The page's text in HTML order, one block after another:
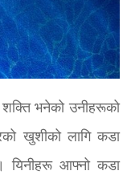
शक्ति भनेको उनीहरूको
खुशीको लागि कडा
यिनीहरू आफ्नो कडा